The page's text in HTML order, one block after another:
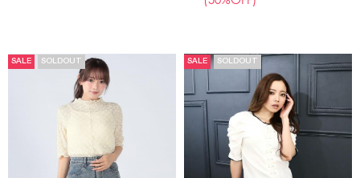
SALE SOLDOUT SALE SOLDOUT